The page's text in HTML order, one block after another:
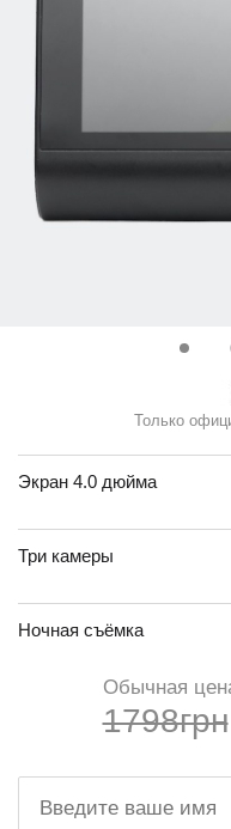
Только
Экран 4.0 дюйма
Три камеры
Ночная съёмка
Обычная
1798грн